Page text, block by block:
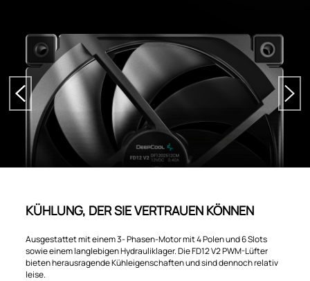
KÜHLUNG, DER SIE VERTRAUEN KÖNNEN
Ausgestattet mit einem 3- Phasen-Motor mit 4 Polen und 6 Slots
sowie einem langlebigen Hydrauliklager. Die FD12 V2 PWM-Lüfter
bieten herausragende Kühleigenschaften und sind dennoch relativ
leise.